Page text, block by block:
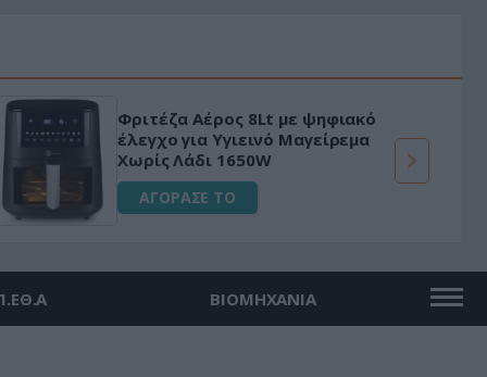
Φριτέζα Αέρος 8Lt με ψηφιακό
έλεγχο για Υγιεινό Μαγείρεμα
Χωρίς Λάδι 1650W
ΑΓΟΡΑΣΕ ΤΟ
ΒΙΟΜΗΧΑΝΙΑ